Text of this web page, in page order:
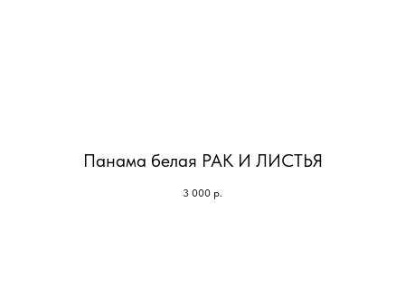
Панама белая РАК И ЛИСТЬЯ
3 000 р.